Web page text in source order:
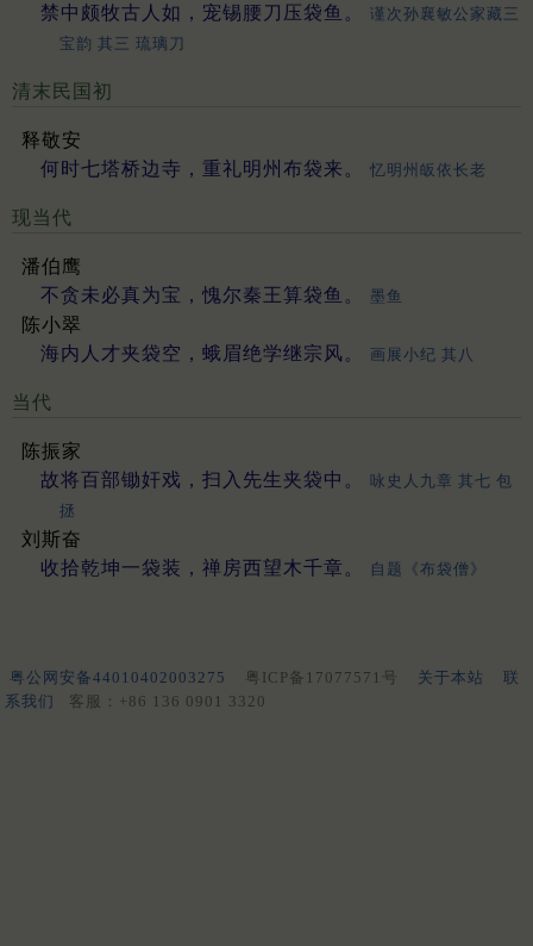
禁中颇牧古人如，宠锡腰刀压袋鱼。
谨次孙襄敏公家藏三
宝韵 其三 琉璃刀
清末民国初
释敬安
何时七塔桥边寺，重礼明州布袋来。
忆明州皈依长老
现当代
潘伯鹰
不贪未必真为宝，愧尔秦王算袋鱼。
墨鱼
陈小翠
海内人才夹袋空，蛾眉绝学继宗风。
画展小纪 其八
当代
陈振家
故将百部锄奸戏，扫入先生夹袋中。
咏史人九章 其七 包
拯
刘斯奋
收拾乾坤一袋装，禅房西望木千章。
自题《布袋僧》
粤公网安备44010402003275 粤ICP备17077571号 关于本站
联
系我们
客服：+86 136 0901 3320